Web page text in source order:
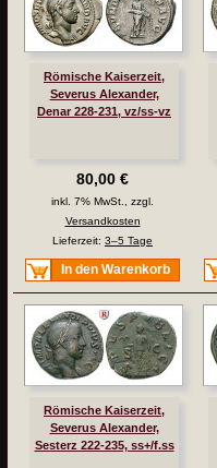
Römische Kaiserzeit,
Severus Alexander,
Denar 228-231, vz/ss-vz
80,00 €
inkl. 7% MwSt., zzgl.
Versandkosten
Lieferzeit: 3–5 Tage
In den Warenkorb
Römische Kaiserzeit,
Severus Alexander,
Sesterz 222-235, ss+/f.ss